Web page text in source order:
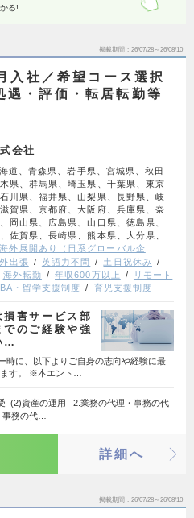
る!
掲載期間 26/07/28～26/08/10
入社／希望コース選択
遇・評価・転居転勤等
会社
道、青森県、岩手県、宮城県、秋田
県、群馬県、埼玉県、千葉県、東京
川県、福井県、山梨県、長野県、岐
賀県、京都府、大阪府、兵庫県、奈
岡山県、広島県、山口県、徳島県、
佐賀県、長崎県、熊本県、大分県、
海外展開あり（日系グローバル企
出張 英語力不問
土日祝休み
海外転勤 年収600万以上
リモート
・留学支援制度 育児支援制度
害サービス部
のご経験や強
…
時に、以下よりご自身の志向や経験に最
す。 ※本エント…
(2)資産の運用 2.業務の代理・事務の代
務の代…
詳細へ
掲載期間 26/07/28～26/08/10